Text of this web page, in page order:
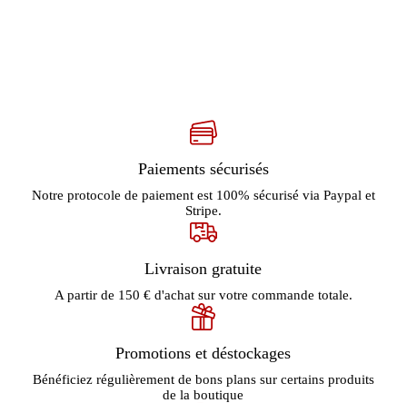
Paiements sécurisés
Notre protocole de paiement est 100% sécurisé via Paypal et
Stripe.
Livraison gratuite
A partir de 150 € d'achat sur votre commande totale.
Promotions et déstockages
Bénéficiez régulièrement de bons plans sur certains produits
de la boutique